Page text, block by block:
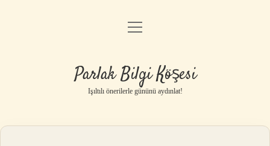
Anasayfa
Yasal Uyarı
menüyü
Parlak Bilgi Köşesi
Işıltılı önerilerle gününü aydınlat!